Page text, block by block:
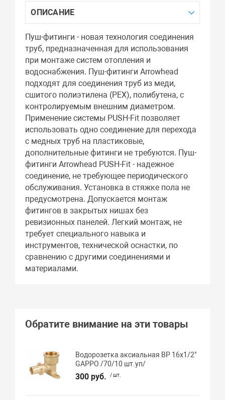
ОПИСАНИЕ
Пуш-фитинги - новая технология соединения
труб, предназначенная для использования
при монтаже систем отопления и
водоснабжения. Пуш-фитинги Arrowhead
подходят для соединения труб из меди,
сшитого полиэтилена (РЕХ), полибутена, с
контролируемым внешним диаметром.
Применение системы PUSH-Fit позволяет
использовать одно соединение для перехода
с медных труб на пластиковые,
дополнительные фитинги не требуются. Пуш-
фитинги Arrowhead PUSH-Fit - надежное
соединение, не требующее периодического
обслуживания. Установка в стяжке пола не
предусмотрена. Допускается монтаж
фитингов в закрытых нишах без
ревизионных панелей. Легкий монтаж, не
требует специального навыка и
инструментов, технической оснастки, по
сравнению с другими соединениями и
материалами.
Обратите внимание на эти товары
Водорозетка аксиальная ВР 16х1/2"
GAPPO /70/10 шт.уп/
300 руб. / шт.